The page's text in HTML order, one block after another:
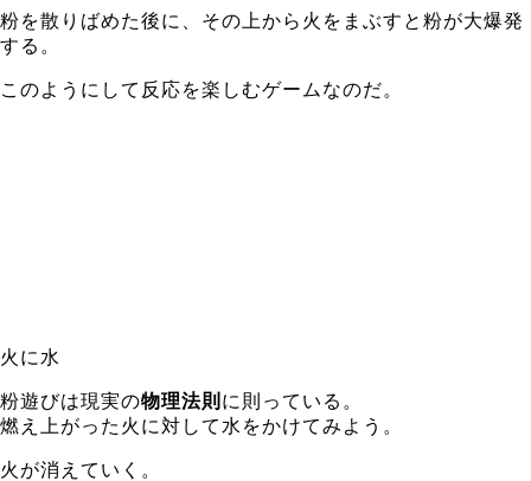
粉を散りばめた後に、その上から火をまぶすと粉が大爆発
する。
このようにして反応を楽しむゲームなのだ。
火に水
粉遊びは現実の物理法則 に則っている。
燃え上がった火に対して水をかけてみよう。
火が消えていく。